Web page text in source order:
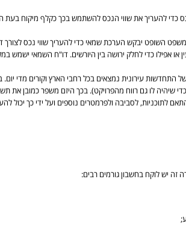
כדי להעריך את שווי הנכס להשתמש בכך כקלף מיקוח בעת
השופט יבקש הערכת שמאי כדי להעריך שווי נכס לצורך
או אפילו כדי לחלק ירושה בין היורשים. דו"ח השמאי ישמש
התחדשות עירונית נמצאים בכל רחבי הארץ וקורים מדי
שיהיה לו גם רווח מהפרויקט). בכך היזם משפר כמובן
לתוכניות, לסביבה ולפרמטרים נוספים ועל ידי כך יכול
יש לוקח בחשבון גורמים רבים: